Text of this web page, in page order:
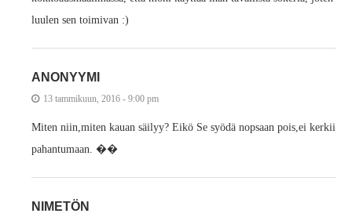
luulen sen toimivan :)
ANONYYMI
13 tammikuun, 2016 - 9:00 pm
Miten niin,miten kauan säilyy? Eikö Se syödä nopsaan pois,ei kerkii
pahantumaan. ��
NIMETÖN